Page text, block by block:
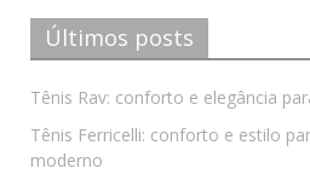
Últimos posts
Tênis Rav: conforto e elegância
Tênis Ferricelli: conforto e estilo
moderno